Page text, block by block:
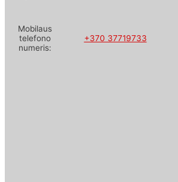
Mobilaus
telefono
numeris:
+370 37719733